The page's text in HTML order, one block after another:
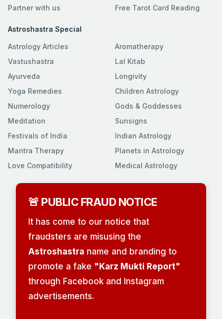
Partner with us
Free Tarot Card Reading
Astroshastra Special
Astrology Articles
Vastushastra
Ayurveda
Yoga Remedies
Numerology
Meditation
Festivals of India
Mantra Therapy
Love Compatibility
Aromatherapy
Lal Kitab
Longivity
Children Astrology
Gods & Goddesses
Sunsigns
Indian Astrology
Planets in Astrology
Medical Astrology
🚨 PUBLIC FRAUD NOTICE
It has come to our notice that
fraudsters are misusing the
Astroshastra name and branding to
promote a fake "Karz Mukti Report"
through Facebook and Instagram
advertisements.